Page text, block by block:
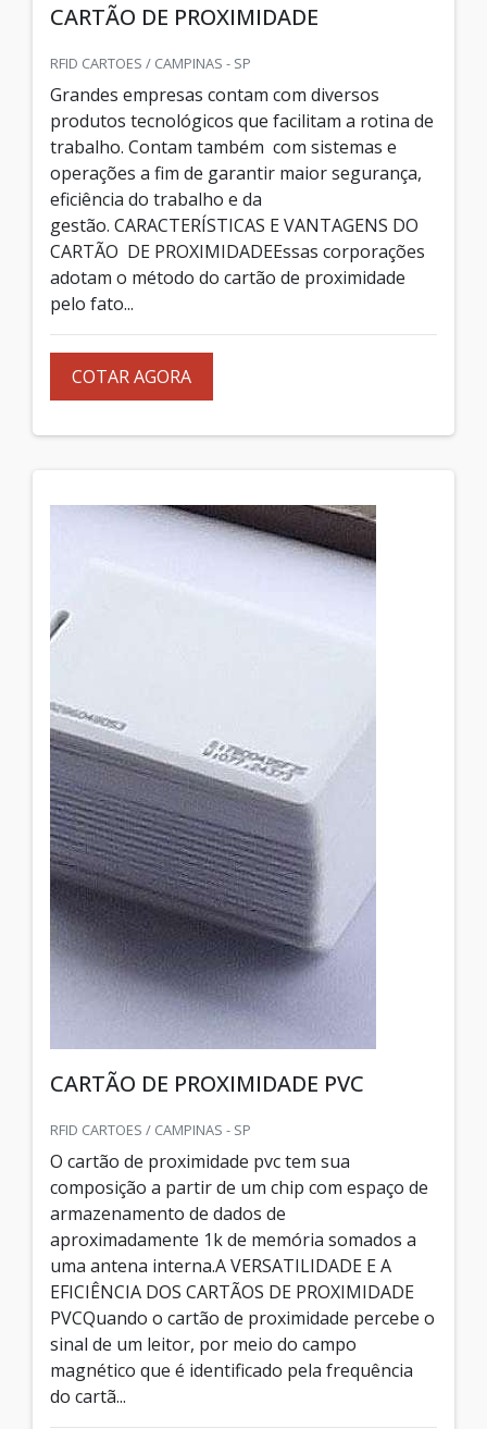
CARTÃO DE PROXIMIDADE
RFID CARTOES / CAMPINAS - SP
Grandes empresas contam com diversos
produtos tecnológicos que facilitam a rotina de
trabalho. Contam também com sistemas e
operações a fim de garantir maior segurança,
eficiência do trabalho e da
gestão. CARACTERÍSTICAS E VANTAGENS DO
CARTÃO DE PROXIMIDADEEssas corporações
adotam o método do cartão de proximidade
pelo fato...
COTAR AGORA
CARTÃO DE PROXIMIDADE PVC
RFID CARTOES / CAMPINAS - SP
O cartão de proximidade pvc tem sua
composição a partir de um chip com espaço de
armazenamento de dados de
aproximadamente 1k de memória somados a
uma antena interna.A VERSATILIDADE E A
EFICIÊNCIA DOS CARTÃOS DE PROXIMIDADE
PVCQuando o cartão de proximidade percebe o
sinal de um leitor, por meio do campo
magnético que é identificado pela frequência
do cartã...